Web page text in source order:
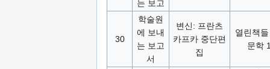
는 보고
30
학술원
에 보내
는 보고
서
변신: 프란츠
카프카 중단편
집
열린책
문학